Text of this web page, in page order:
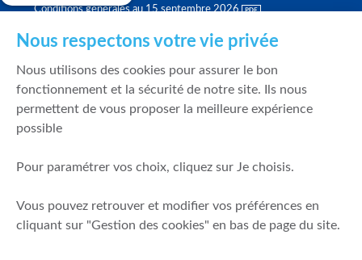
Conditions générales au 15 septembre 2026
Politique de meilleure sélection
Politique de durabilité
Fonds de garantie des dépôts et de résolution
Mentions légales
Prévention de la fraude
Nous respectons votre vie privée
Nous utilisons des cookies pour assurer le bon
fonctionnement et la sécurité de notre site. Ils nous
permettent de vous proposer la meilleure expérience
possible
Pour paramétrer vos choix, cliquez sur Je choisis.
Vous pouvez retrouver et modifier vos préférences en
cliquant sur "Gestion des cookies" en bas de page du site.